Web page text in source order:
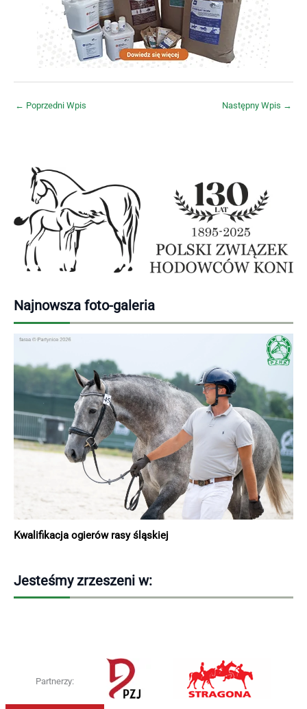
← Poprzedni Wpis Następny Wpis →
Najnowsza foto-galeria
Kwalifikacja ogierów rasy śląskiej
Jesteśmy zrzeszeni w:
Partnerzy: